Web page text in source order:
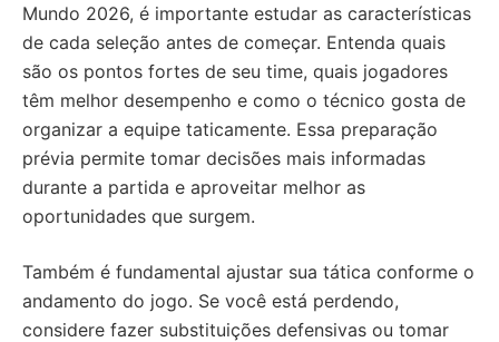
Mundo 2026, é importante estudar as características
de cada seleção antes de começar. Entenda quais
são os pontos fortes de seu time, quais jogadores
têm melhor desempenho e como o técnico gosta de
organizar a equipe taticamente. Essa preparação
prévia permite tomar decisões mais informadas
durante a partida e aproveitar melhor as
oportunidades que surgem.
Também é fundamental ajustar sua tática conforme o
andamento do jogo. Se você está perdendo,
considere fazer substituições defensivas ou tomar